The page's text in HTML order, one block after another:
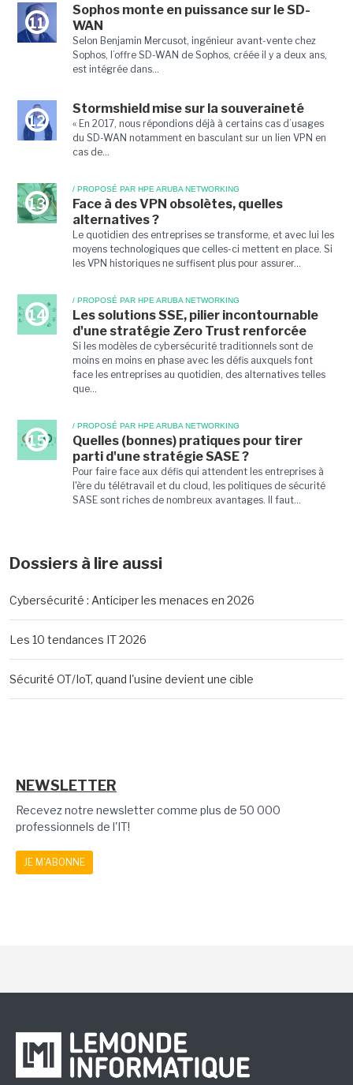
11
Sophos monte en puissance sur le SD-
WAN
Selon Benjamin Mercusot, ingénieur avant-vente chez
Sophos, l’offre SD-WAN de Sophos, créée il y a deux ans,
est intégrée dans...
12
Stormshield mise sur la souveraineté
« En 2017, nous répondions déjà à certains cas d’usages
du SD-WAN notamment en basculant sur un lien VPN en
cas de...
13
/ PROPOSÉ PAR HPE ARUBA NETWORKING
Face à des VPN obsolètes, quelles
alternatives ?
Le quotidien des entreprises se transforme, et avec lui les
moyens technologiques que celles-ci mettent en place. Si
les VPN historiques ne suffisent plus pour assurer...
14
/ PROPOSÉ PAR HPE ARUBA NETWORKING
Les solutions SSE, pilier incontournable
d'une stratégie Zero Trust renforcée
Si les modèles de cybersécurité traditionnels sont de
moins en moins en phase avec les défis auxquels font
face les entreprises au quotidien, des alternatives telles
que...
15
/ PROPOSÉ PAR HPE ARUBA NETWORKING
Quelles (bonnes) pratiques pour tirer
parti d'une stratégie SASE ?
Pour faire face aux défis qui attendent les entreprises à
l'ère du télétravail et du cloud, les politiques de sécurité
SASE sont riches de nombreux avantages. Il faut...
Dossiers à lire aussi
Cybersécurité : Anticiper les menaces en 2026
Les 10 tendances IT 2026
Sécurité OT/IoT, quand l'usine devient une cible
NEWSLETTER
Recevez notre newsletter comme plus de 50 000
professionnels de l'IT!
JE M'ABONNE